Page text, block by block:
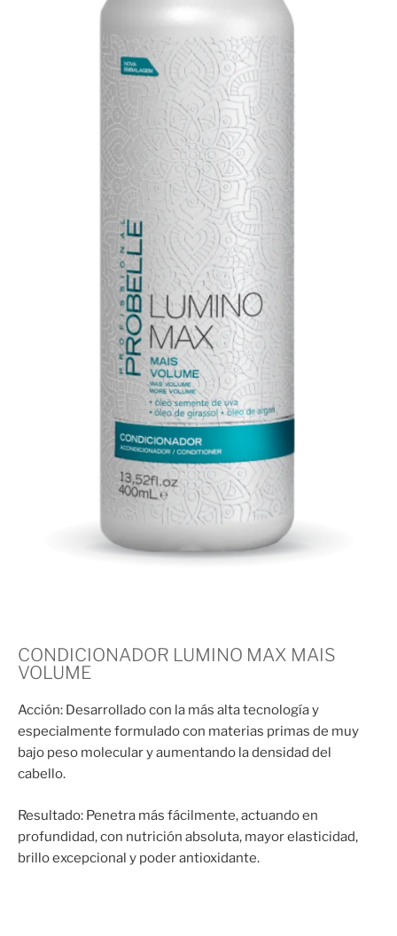
CONDICIONADOR LUMINO MAX MAIS
VOLUME
Acción: Desarrollado con la más alta tecnología y
especialmente formulado con materias primas de muy
bajo peso molecular y aumentando la densidad del
cabello.
Resultado: Penetra más fácilmente, actuando en
profundidad, con nutrición absoluta, mayor elasticidad,
brillo excepcional y poder antioxidante.